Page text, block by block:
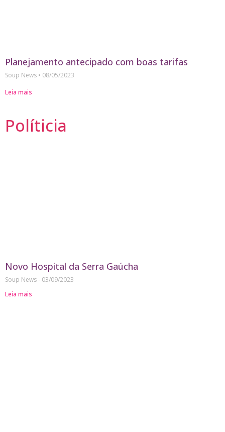
Planejamento antecipado com boas tarifas
Soup News
08/05/2023
Leia mais
Políticia
Novo Hospital da Serra Gaúcha
Soup News
03/09/2023
Leia mais